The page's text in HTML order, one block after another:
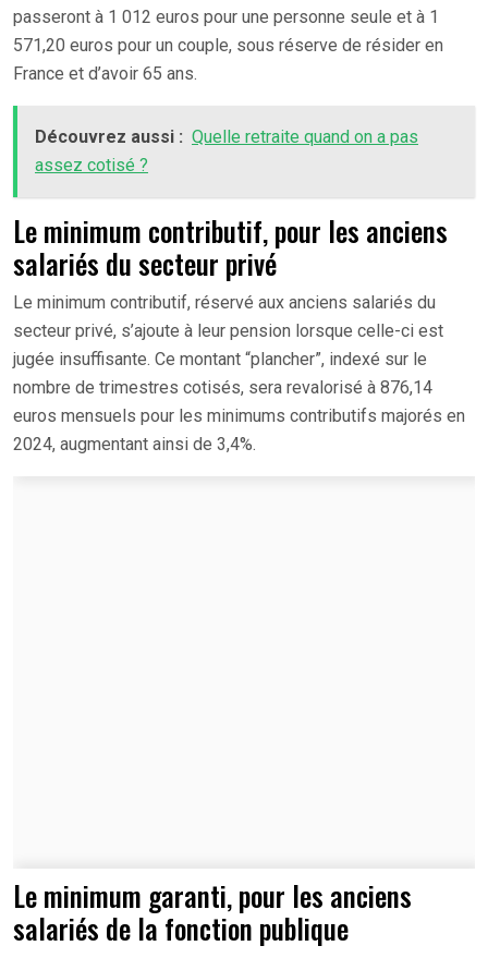
passeront à 1 012 euros pour une personne seule et à 1
571,20 euros pour un couple, sous réserve de résider en
France et d’avoir 65 ans.
Découvrez aussi : Quelle retraite quand on a pas
assez cotisé ?
Le minimum contributif, pour les anciens
salariés du secteur privé
Le minimum contributif, réservé aux anciens salariés du
secteur privé, s’ajoute à leur pension lorsque celle-ci est
jugée insuffisante. Ce montant “plancher”, indexé sur le
nombre de trimestres cotisés, sera revalorisé à 876,14
euros mensuels pour les minimums contributifs majorés en
2024, augmentant ainsi de 3,4%.
Le minimum garanti, pour les anciens
salariés de la fonction publique